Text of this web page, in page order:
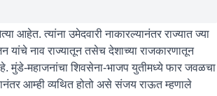
आहेत. त्यांना उमेदवारी नाकारल्यानंतर राज्यात ज्या
यांचे नाव राज्यातून तसेच देशाच्या राजकारणातून
मुंडे-महाजनांचा शिवसेना-भाजप युतीमध्ये फार जवळचा
आम्ही व्यथित होतो असे संजय राऊत म्हणाले